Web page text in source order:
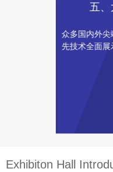
五、
众多国内外
先技术全面展
Exhibiton Hall